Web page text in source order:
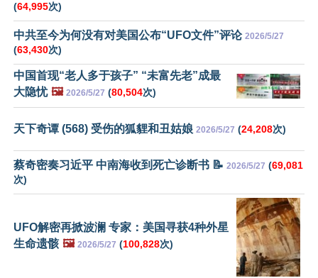
(64,995次)
中共至今为何没有对美国公布“UFO文件”评论 2026/5/27
(63,430次)
中国首现“老人多于孩子” “未富先老”成最
大隐忧 🖼️ 2026/5/27 (80,504次)
天下奇谭 (568) 受伤的狐貍和丑姑娘 2026/5/27 (24,208次)
蔡奇密奏习近平 中南海收到死亡诊断书 📝 2026/5/27 (69,081
次)
UFO解密再掀波澜 专家：美国寻获4种外星
生命遗骸 🖼️ 2026/5/27 (100,828次)